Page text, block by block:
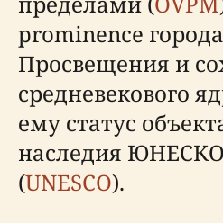
prominence
Просвещения и
средневекового
ему статус
наследия ЮНЕСКО
(UNESCO).